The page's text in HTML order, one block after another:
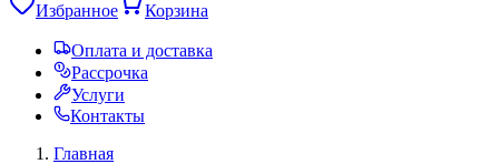
Избранное Корзина
Оплата и доставка
Рассрочка
Услуги
Контакты
Главная